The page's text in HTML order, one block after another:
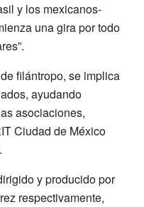
y los mexicanos-
una gira por todo
filántropo, se implica
ayudando
asociaciones,
Ciudad de México
y producido por
respectivamente,